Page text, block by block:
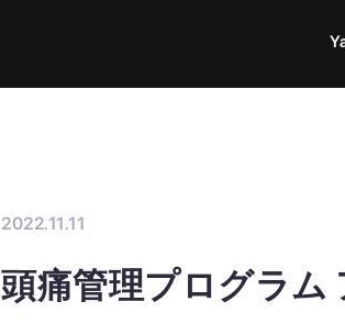
2022.11.11
頭痛管理プログラム